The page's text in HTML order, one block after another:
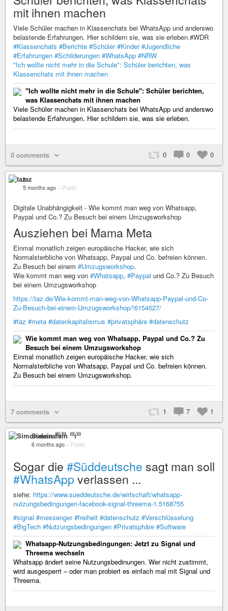
mit ihnen machen
Viele Schüler machen in Klassenchats bei WhatsApp und anderswo
belastende Erfahrungen. Hier schildern sie, was sie erleben.#WDR
#Klassenchats #Berichte #Schüler #Kinder #Jugendliche
#Erfahrungen #Schilderungen #WhatsApp #NRW
"Ich wollte nicht mehr in die Schule": Schüler berichten, was
Klassenchats mit ihnen machen
"Ich wollte nicht mehr in die Schule": Schüler berichten,
was Klassenchats mit ihnen machen
Viele Schüler machen in Klassenchats bei WhatsApp und anderswo
belastende Erfahrungen. Hier schildern sie, was sie erleben.
0 0 0
0 comments
taz
5 months ago – Public
Digitale Unabhängigkeit - Wie kommt man weg von Whatsapp,
Paypal und Co.? Zu Besuch bei einem Umzugsworkshop
Ausziehen bei Mama Meta
Einmal monatlich zeigen europäische Hacker, wie sich
Normalsterbliche von Whatsapp, Paypal und Co. befreien können.
Zu Besuch bei einem #Umzugsworkshop.
Wie kommt man weg von #Whatsapp, #Paypal und Co.? Zu Besuch
bei einem Umzugsworkshop
https://taz.de/Wie-kommt-man-weg-von-Whatsapp-Paypal-und-Co-
Zu-Besuch-bei-einem-Umzugsworkshop/!6154527/
#taz #meta #datenkapitalismus #privatsphäre #datenschutz
Wie kommt man weg von Whatsapp, Paypal und Co.? Zu
Besuch bei einem Umzugsworkshop
Einmal monatlich zeigen europäische Hacker, wie sich
Normalsterbliche von Whatsapp, Paypal und Co. befreien können.
Zu Besuch bei einem Umzugsworkshop.
1 7 1
7 comments
Simonalein ⁽⁽⁽i⁾⁾⁾
6 months ago – Public
Sogar die #Süddeutsche sagt man soll
#WhatsApp verlassen ...
siehe: https://www.sueddeutsche.de/wirtschaft/whatsapp-
nutzungsbedingungen-facebook-signal-threema-1.5168755
#signal #messenger #freiheit #datenschutz #Verschlüsselung
#BigTech #Nutzungsbedingungen #Privatsphäre #Software
Whatsapp-Nutzungsbedingungen: Jetzt zu Signal und
Threema wechseln
Whatsapp ändert seine Nutzungsbedinungen. Wer nicht zustimmt,
wird ausgesperrt – oder man probiert es einfach mal mit Signal und
Threema.